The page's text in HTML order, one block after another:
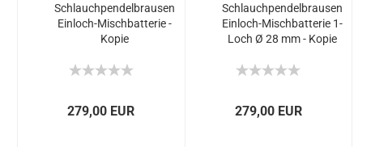
Schlauchpendelbrausen
Einloch-Mischbatterie -
Kopie
279,00 EUR
Schlauchpendelbrausen
Einloch-Mischbatterie 1-
Loch Ø 28 mm - Kopie
279,00 EUR